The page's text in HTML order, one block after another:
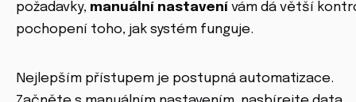
požadavky, manuální nastavení vám dá větší
pochopení toho, jak systém funguje.
Nejlepším přístupem je postupná automatizace.